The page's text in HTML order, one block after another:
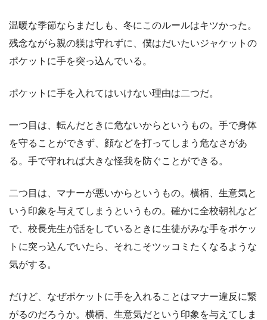
温暖な季節ならまだしも、冬にこのルールはキツかった。
残念ながら親の躾は守れずに、僕はだいたいジャケットの
ポケットに手を突っ込んでいる。
ポケットに手を入れてはいけない理由は二つだ。
一つ目は、転んだときに危ないからというもの。手で身体
を守ることができず、顔などを打ってしまう危なさがあ
る。手で守れれば大きな怪我を防ぐことができる。
二つ目は、マナーが悪いからというもの。横柄、生意気と
いう印象を与えてしまうというもの。確かに全校朝礼など
で、校長先生が話をしているときに生徒がみな手をポケッ
トに突っ込んでいたら、それこそツッコミたくなるような
気がする。
だけど、なぜポケットに手を入れることはマナー違反に繋
がるのだろうか。横柄、生意気だという印象を与えてしま